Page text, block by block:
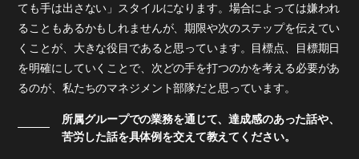
ても手は出さない」スタイルになります。場合によっては嫌われ
ることもあるかもしれませんが、期限や次のステップを伝えてい
くことが、大きな役目であると思っています。目標点、目標期日
を明確にしていくことで、次どの手を打つのかを考える必要があ
るのが、私たちのマネジメント部隊だと思っています。
所属グループでの業務を通じて、達成感のあった話や、
苦労した話を具体例を交えて教えてください。